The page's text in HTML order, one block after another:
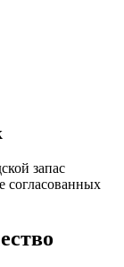
запас
согласованных